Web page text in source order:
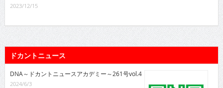
2023/12/15
ドカントニュース
DNA～ドカントニュースアカデミー～261号vol.4
2024/6/3